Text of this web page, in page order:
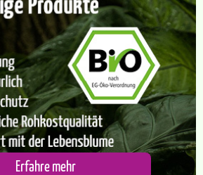
​Erfahre mehr